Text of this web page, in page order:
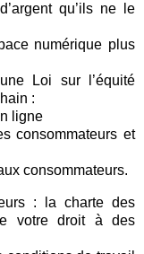
qu’ils ne le
numérique plus
Loi sur l’équité
:
ligne
consommateurs et
consommateurs.
: la charte des
votre droit à des